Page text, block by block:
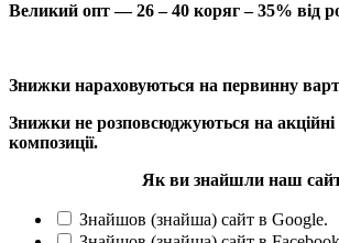
Великий опт — 26 – 40 коряг – 35% від
Знижки нараховуються на первинну
Знижки не розповсюджуються на акційні
композиції.
Як ви знайшли наш
Знайшов (знайша) сайт в Google.